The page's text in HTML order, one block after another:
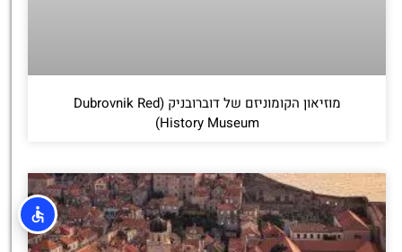
מוזיאון הקומוניזם של דוברובניק (Dubrovnik Red
History Museum)